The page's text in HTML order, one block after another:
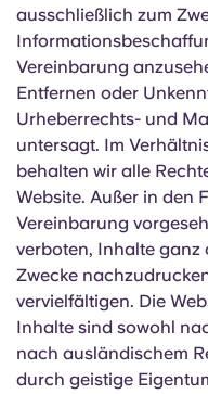
ausschließlich zum
Vereinbarung
Entfernen oder
Urheberrechts- und
untersagt. Im
behalten wir alle
Website. Außer in den
Vereinbarung
verboten, Inhalte ganz
Zwecke
vervielfältigen. Die
Inhalte sind sowohl
nach ausländischem
durch geistige